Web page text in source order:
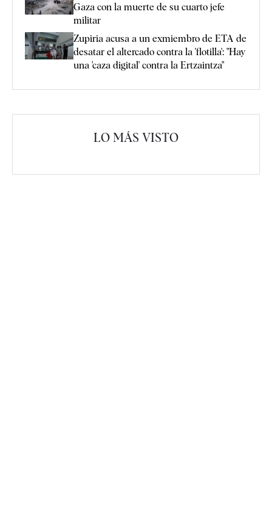
Gaza con la muerte de su cuarto jefe
militar
Zupiria acusa a un exmiembro de ETA de
desatar el altercado contra la 'flotilla': "Hay
una 'caza digital' contra la Ertzaintza"
LO MÁS VISTO